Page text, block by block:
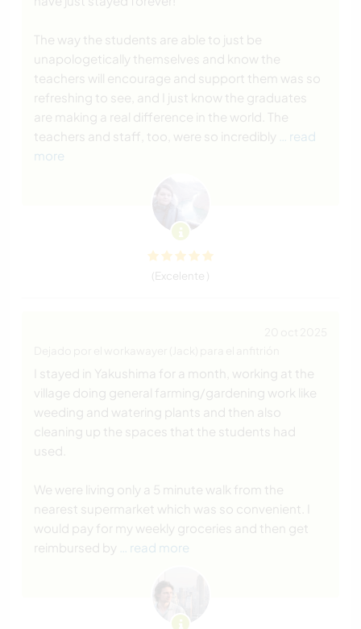
The way the students are able to just be
unapologetically themselves and know the
teachers will encourage and support them was so
refreshing to see, and I just know the graduates
are making a real difference in the world. The
teachers and staff, too, were so incredibly
… read
more
(Excelente )
I stayed in Yakushima for a month, working at the
village doing general farming/gardening work like
weeding and watering plants and then also
cleaning up the spaces that the students had
used.
We were living only a 5 minute walk from the
nearest supermarket which was so convenient. I
would pay for my weekly groceries and then get
reimbursed by
… read more